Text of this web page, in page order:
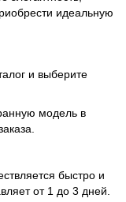
идеальную
и выберите
модель в
быстро и
от 1 до 3 дней.